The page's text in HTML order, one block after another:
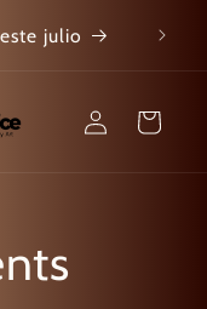
julio
Meal
Log
in
Cart